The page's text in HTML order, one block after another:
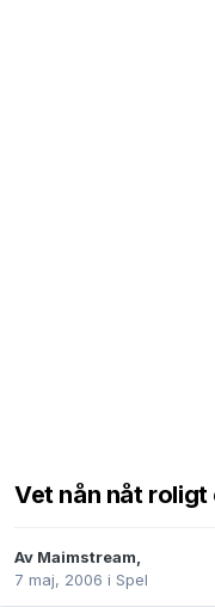
Vet nån nåt roligt
Av Maimstream,
7 maj, 2006 i Spel